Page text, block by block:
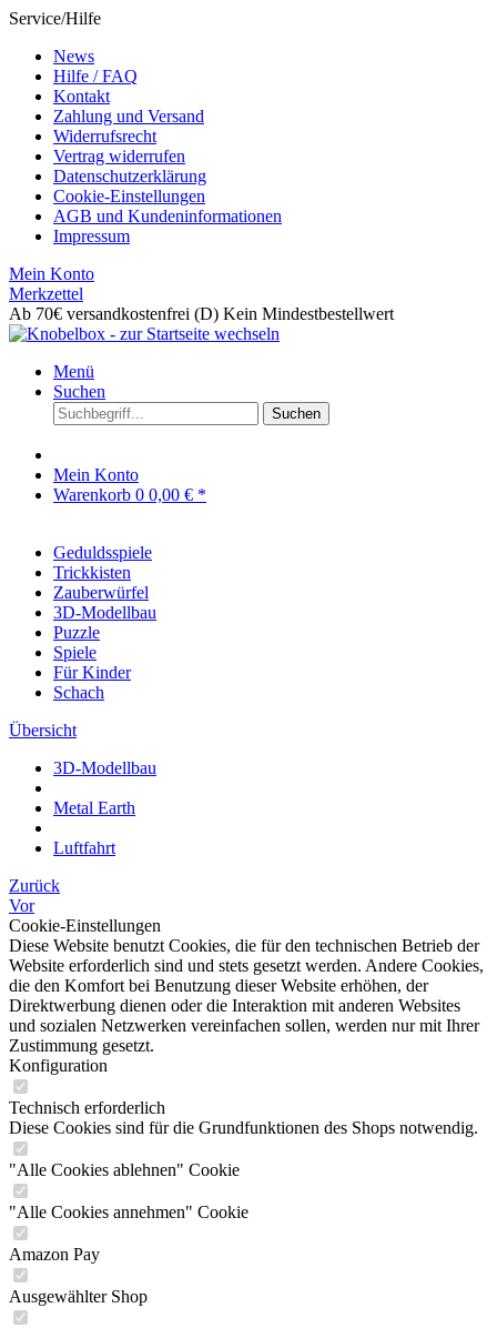
Service/Hilfe
News
Hilfe / FAQ
Kontakt
Zahlung und Versand
Widerrufsrecht
Vertrag widerrufen
Datenschutzerklärung
Cookie-Einstellungen
AGB und Kundeninformationen
Impressum
Mein Konto
Merkzettel
Ab 70€ versandkostenfrei (D) Kein Mindestbestellwert
Menü
Suchen
Suchen
Mein Konto
Warenkorb 0 0,00 € *
Geduldsspiele
Trickkisten
Zauberwürfel
3D-Modellbau
Puzzle
Spiele
Für Kinder
Schach
Übersicht
3D-Modellbau
Metal Earth
Luftfahrt
Zurück
Vor
Cookie-Einstellungen
Diese Website benutzt Cookies, die für den technischen Betrieb der
Website erforderlich sind und stets gesetzt werden. Andere Cookies,
die den Komfort bei Benutzung dieser Website erhöhen, der
Direktwerbung dienen oder die Interaktion mit anderen Websites
und sozialen Netzwerken vereinfachen sollen, werden nur mit Ihrer
Zustimmung gesetzt.
Konfiguration
Technisch erforderlich
Diese Cookies sind für die Grundfunktionen des Shops notwendig.
"Alle Cookies ablehnen" Cookie
"Alle Cookies annehmen" Cookie
Amazon Pay
Ausgewählter Shop